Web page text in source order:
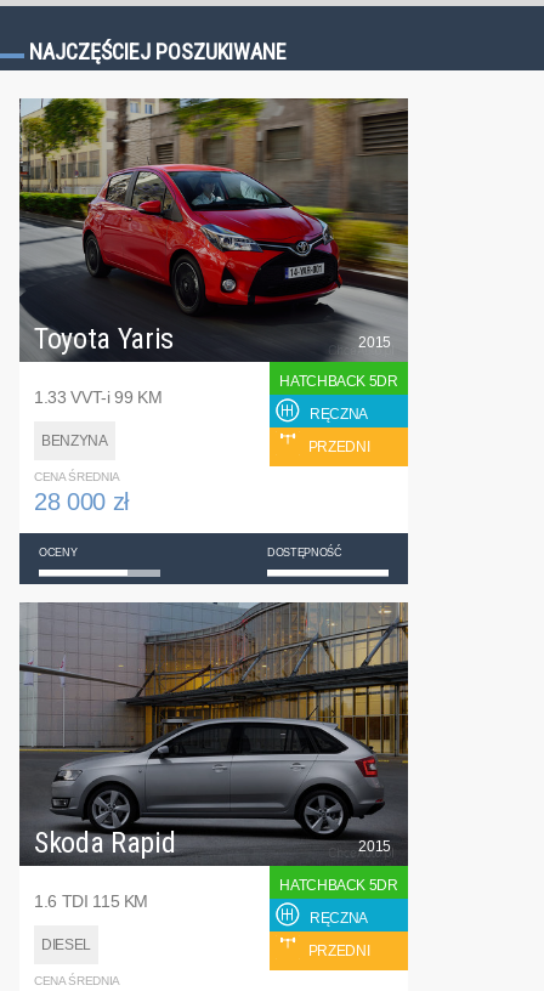
NAJCZĘŚCIEJ POSZUKIWANE
Toyota Yaris
1.33 VVT-i 99 KM
BENZYNA
2015
HATCHBACK 5DR
RĘCZNA
PRZEDNI
CENA ŚREDNIA
28 000 zł
OCENY DOSTĘPNOŚĆ
Skoda Rapid
1.6 TDI 115 KM
DIESEL
2015
HATCHBACK 5DR
RĘCZNA
PRZEDNI
CENA ŚREDNIA